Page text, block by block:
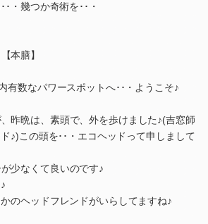
･・幾つか奇術を･･・
膳】
有数なパワースポットへ･･・ようこそ♪
昨晩は、素頭で、外を歩けました♪(吉窓師
♪)この頭を･･・エコヘッドって申しまして
少なくて良いのです♪
のヘッドフレンドがいらしてますね♪